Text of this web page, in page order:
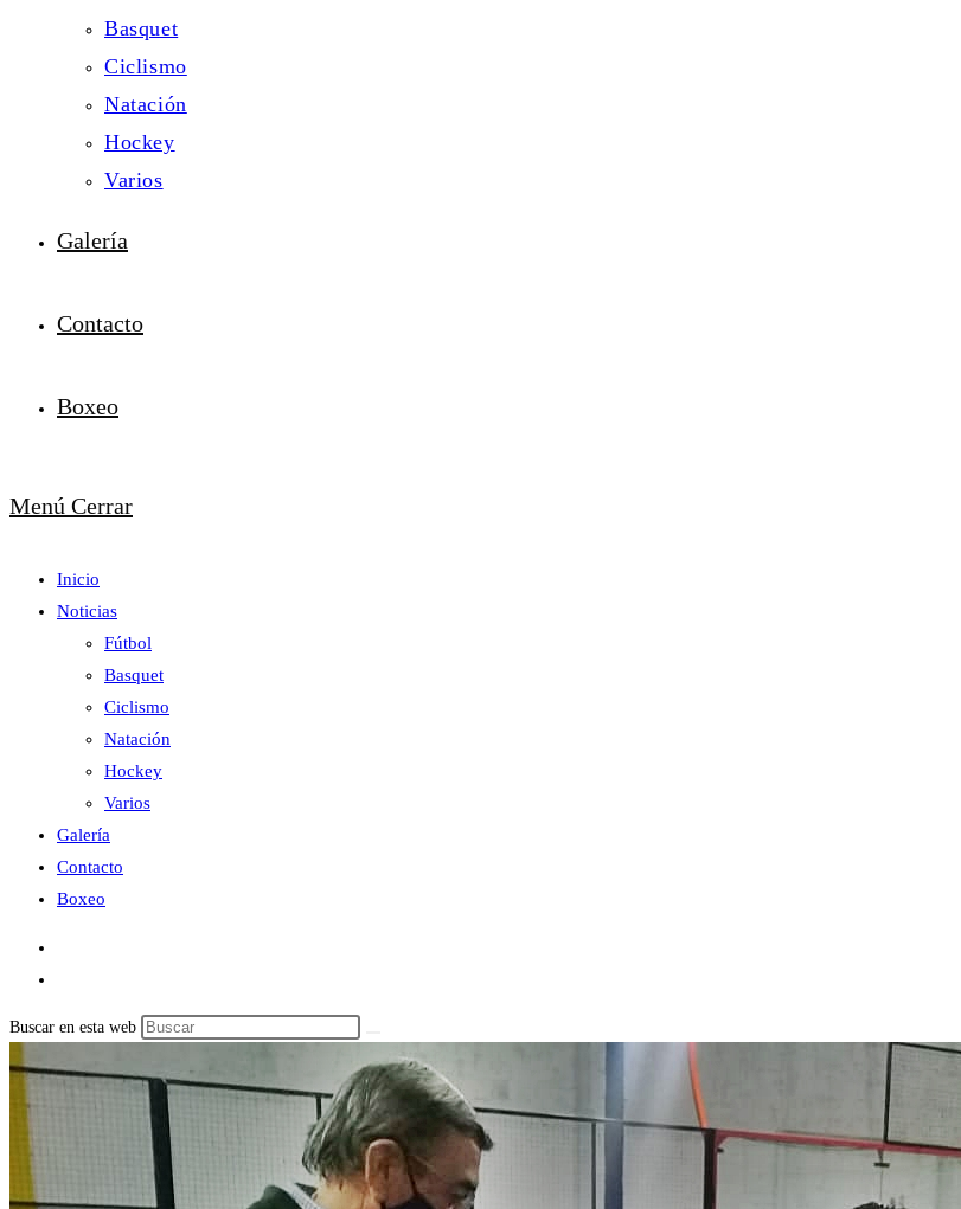
Basquet
Ciclismo
Natación
Hockey
Varios
Galería
Contacto
Boxeo
Menú Cerrar
Inicio
Noticias
Fútbol
Basquet
Ciclismo
Natación
Hockey
Varios
Galería
Contacto
Boxeo
Buscar en esta web